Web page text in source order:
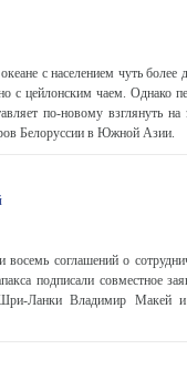
с населением чуть более
с цейлонским чаем. Однако
по-новому взглянуть на
Белоруссии в Южной Азии.
соглашений о
подписали совместное
Ланки Владимир Макей